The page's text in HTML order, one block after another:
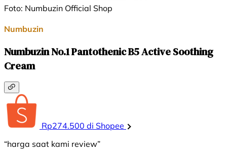
Foto: Numbuzin Official Shop
Numbuzin
Numbuzin No.1 Pantothenic B5 Active Soothing
Cream
Rp274.500 di Shopee
“harga saat kami review”